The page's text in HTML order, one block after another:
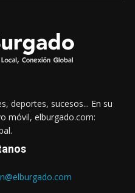
deportes, sucesos... En su
móvil, elburgado.com: